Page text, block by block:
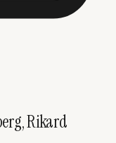
Rikard